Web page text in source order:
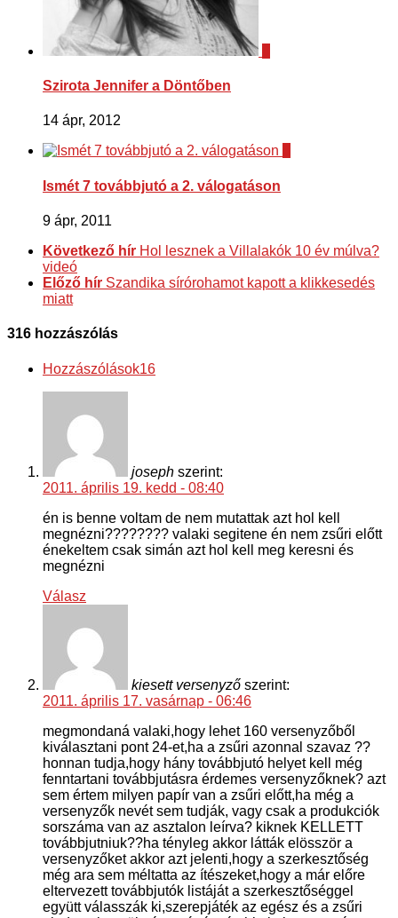
Szirota Jennifer a Döntőben
14 ápr, 2012
Ismét 7 továbbjutó a 2. válogatáson
9 ápr, 2011
Következő hír Hol lesznek a Villalakók 10 év múlva?
videó
Előző hír Szandika sírórohamot kapott a klikkesedés
miatt
316 hozzászólás
Hozzászólások16
joseph szerint:
2011. április 19. kedd - 08:40
én is benne voltam de nem mutattak azt hol kell
megnézni???????? valaki segitene én nem zsűri előtt
énekeltem csak simán azt hol kell meg keresni és
megnézni
Válasz
kiesett versenyző szerint:
2011. április 17. vasárnap - 06:46
megmondaná valaki,hogy lehet 160 versenyzőből
kiválasztani pont 24-et,ha a zsűri azonnal szavaz ??
honnan tudja,hogy hány továbbjutó helyet kell még
fenntartani továbbjutásra érdemes versenyzőknek? azt
sem értem milyen papír van a zsűri előtt,ha még a
versenyzők nevét sem tudják, vagy csak a produkciók
sorszáma van az asztalon leírva? kiknek KELLETT
továbbjutniuk??ha tényleg akkor látták elösször a
versenyzőket akkor azt jelenti,hogy a szerkesztőség
még ara sem méltatta az ítészeket,hogy a már előre
eltervezett továbbjutók listáját a szerkesztőséggel
együtt válasszák ki,szerepjáték az egész és a zsűri